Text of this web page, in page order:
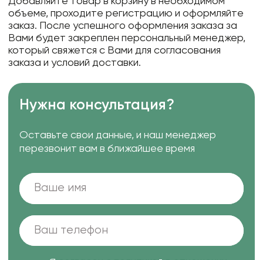
объеме, проходите регистрацию и оформляйте
заказ. После успешного оформления заказа за
Вами будет закреплен персональный менеджер,
который свяжется с Вами для согласования
заказа и условий доставки.
Нужна консультация?
Оставьте свои данные, и наш менеджер
перезвонит вам в ближайшее время